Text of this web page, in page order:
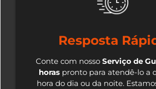
Resposta
Conte com nosso Serviço de
horas pronto para atendê-lo a
hora do dia ou da noite.